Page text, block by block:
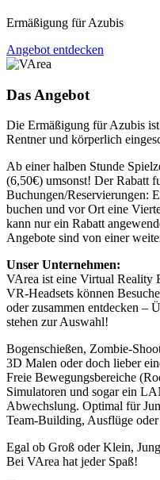
Ermäßigung für Azubis
Angebot entdecken
Das Angebot
Die Ermäßigung für Azubis
Rentner und körperlich
Ab einer halben Stunde
(6,50€) umsonst! Der Rabatt
Buchungen/Reservierungen:
buchen und vor Ort eine
kann nur ein Rabatt
Angebote sind von einer
Unser Unternehmen:
VArea ist eine Virtual Reality
VR-Headsets können
oder zusammen entdecken –
stehen zur Auswahl!
Bogenschießen, Zombie-
3D Malen oder doch lieber
Freie Bewegungsbereiche
Simulatoren und sogar ein
Abwechslung. Optimal für
Team-Building, Ausflüge
Egal ob Groß oder Klein,
Bei VArea hat jeder Spaß!